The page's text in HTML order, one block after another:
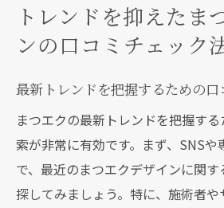
トレンドを抑えたま
ンの口コミチェック
最新トレンドを把握するための
まつエクの最新トレンドを把握す
索が非常に有効です。まず、SNSや
で、最近のまつエクデザインに関
探してみましょう。特に、施術者